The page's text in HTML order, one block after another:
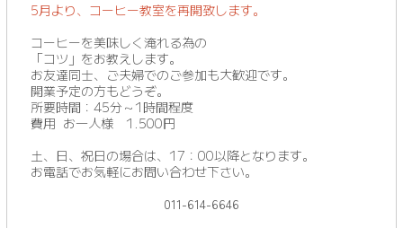
5月より、コーヒー教室を再開致します。
コーヒーを美味しく淹れる為の
「コツ」をお教えします。
お友達同士、ご夫婦でのご参加も大歓迎です。
開業予定の方もどうぞ。
所要時間：45分～1時間程度
費用 お一人様 1.500円
土、日、祝日の場合は、17：00以降となります。
お電話でお気軽にお問い合わせ下さい。
011-614-6646